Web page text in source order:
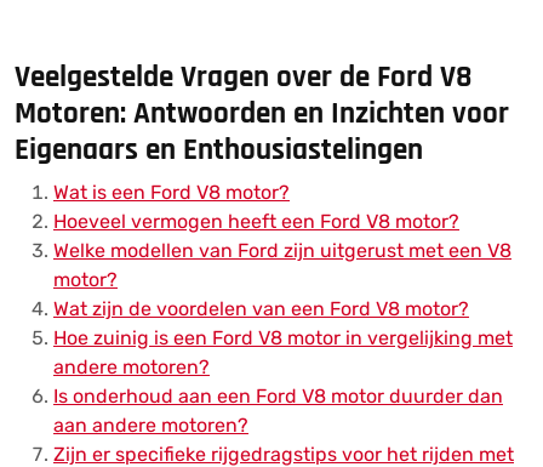
Veelgestelde Vragen over de Ford V8
Motoren: Antwoorden en Inzichten voor
Eigenaars en Enthousiastelingen
Wat is een Ford V8 motor?
Hoeveel vermogen heeft een Ford V8 motor?
Welke modellen van Ford zijn uitgerust met een V8
motor?
Wat zijn de voordelen van een Ford V8 motor?
Hoe zuinig is een Ford V8 motor in vergelijking met
andere motoren?
Is onderhoud aan een Ford V8 motor duurder dan
aan andere motoren?
Zijn er specifieke rijgedragstips voor het rijden met